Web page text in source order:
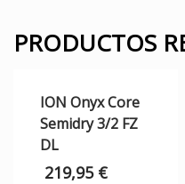
PRODUCTOS
ION Onyx Core
Semidry 3/2 FZ
DL
219,95 €